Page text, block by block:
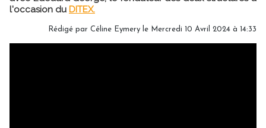
l'occasion du DITEX.
Rédigé par Céline Eymery le Mercredi 10 Avril 2024 à 14:33